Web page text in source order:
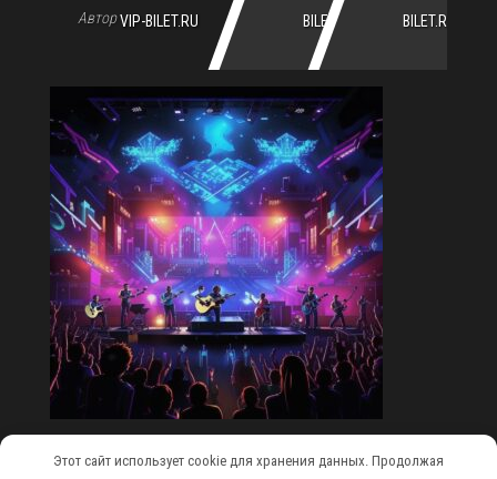
АвторVIP-BILET.RU
BILET.RU
BILET.RU
Этот сайт использует cookie для хранения данных. Продолжая